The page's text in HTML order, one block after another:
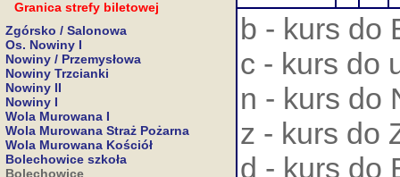
Granica strefy biletowej
Zgórsko / Salonowa
Os. Nowiny I
Nowiny / Przemysłowa
Nowiny Trzcianki
Nowiny II
Nowiny I
Wola Murowana I
Wola Murowana Straż Pożarna
Wola Murowana Kościół
Bolechowice szkoła
Bolechowice
b - kurs do
c - kurs do
n - kurs do
z - kurs do
d - kurs do